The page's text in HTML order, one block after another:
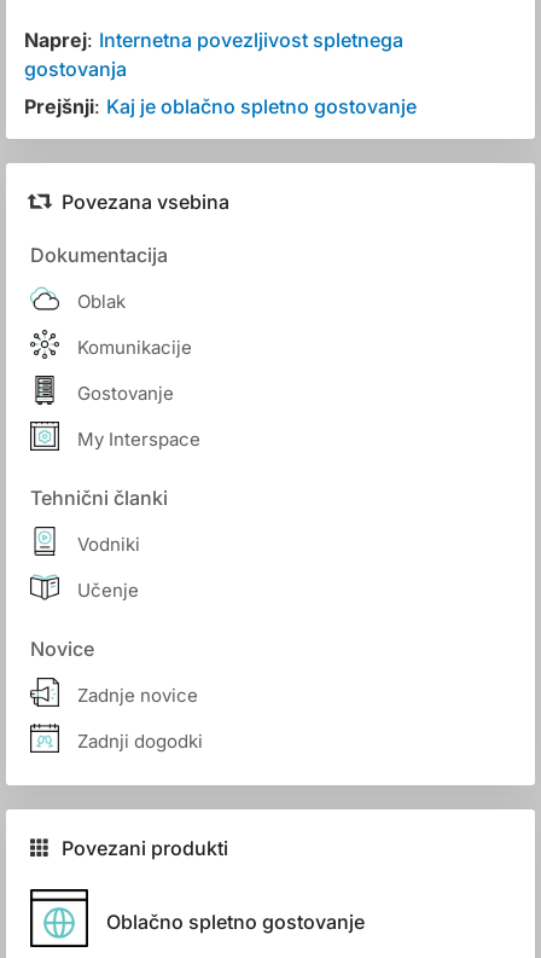
Naprej: Internetna povezljivost spletnega
gostovanja
Prejšnji: Kaj je oblačno spletno gostovanje
Povezana vsebina
Dokumentacija
Oblak
Komunikacije
Gostovanje
My Interspace
Tehnični članki
Vodniki
Učenje
Novice
Zadnje novice
Zadnji dogodki
Povezani produkti
Oblačno spletno gostovanje